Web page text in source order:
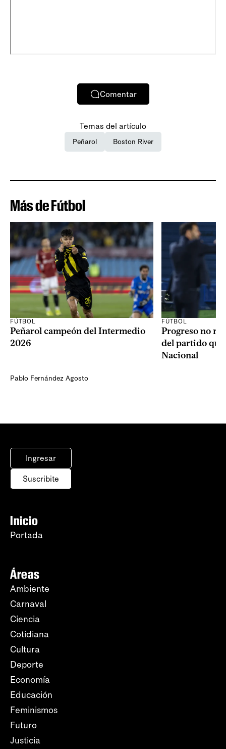
Comentar
Temas del artículo
Peñarol Boston River
Más de Fútbol
FÚTBOL
Peñarol campeón del Intermedio
2026
Pablo Fernández Agosto
FÚTBOL
Progreso no
del partido
Nacional
Ingresar
Suscribite
Inicio
Portada
Áreas
Ambiente
Carnaval
Ciencia
Cotidiana
Cultura
Deporte
Economía
Educación
Feminismos
Futuro
Justicia